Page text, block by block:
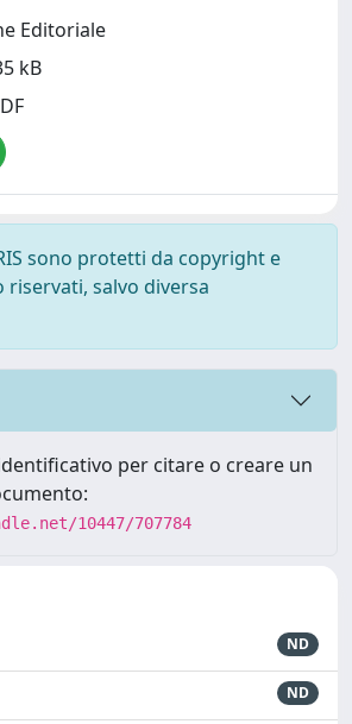
Editoriale
kB
sono protetti da copyright e
salvo diversa
per citare o creare un
10447/707784
ND
ND